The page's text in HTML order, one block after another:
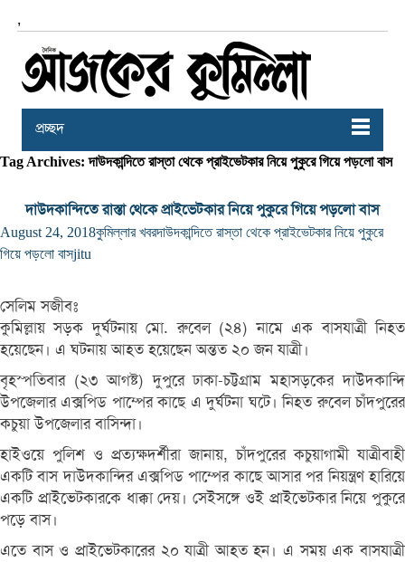
,
প্রচ্ছদ
Tag Archives: দাউদকান্দিতে রাস্তা থেকে প্রাইভেটকার নিয়ে পুকুরে গিয়ে পড়লো বাস
দাউদকান্দিতে রাস্তা থেকে প্রাইভেটকার নিয়ে পুকুরে গিয়ে পড়লো বাস
August 24, 2018কুমিল্লার খবরদাউদকান্দিতে রাস্তা থেকে প্রাইভেটকার নিয়ে পুকুরে
গিয়ে পড়লো বাসjitu
সেলিম সজীবঃ
কুমিল্লায় সড়ক দুর্ঘটনায় মো. রুবেল (২৪) নামে এক বাসযাত্রী নিহত
হয়েছেন। এ ঘটনায় আহত হয়েছেন অন্তত ২০ জন যাত্রী।
বৃহস্পতিবার (২৩ আগষ্ট) দুপুরে ঢাকা-চট্টগ্রাম মহাসড়কের দাউদকান্দি
উপজেলার এক্সপিড পাম্পের কাছে এ দুর্ঘটনা ঘটে। নিহত রুবেল চাঁদপুরের
কচুয়া উপজেলার বাসিন্দা।
হাইওয়ে পুলিশ ও প্রত্যক্ষদর্শীরা জানায়, চাঁদপুরের কচুয়াগামী যাত্রীবাহী
একটি বাস দাউদকান্দির এক্সপিড পাম্পের কাছে আসার পর নিয়ন্ত্রণ হারিয়ে
একটি প্রাইভেটকারকে ধাক্কা দেয়। সেইসঙ্গে ওই প্রাইভেটকার নিয়ে পুকুরে
পড়ে বাস।
এতে বাস ও প্রাইভেটকারের ২০ যাত্রী আহত হন। এ সময় এক বাসযাত্রী